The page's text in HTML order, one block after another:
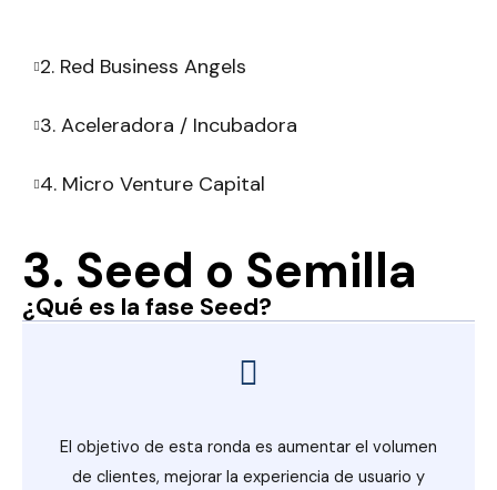
2. Red Business Angels
3. Aceleradora / Incubadora
4. Micro Venture Capital
3. Seed o Semilla
¿Qué es la fase Seed?
El objetivo de esta ronda es aumentar el volumen
de clientes, mejorar la experiencia de usuario y